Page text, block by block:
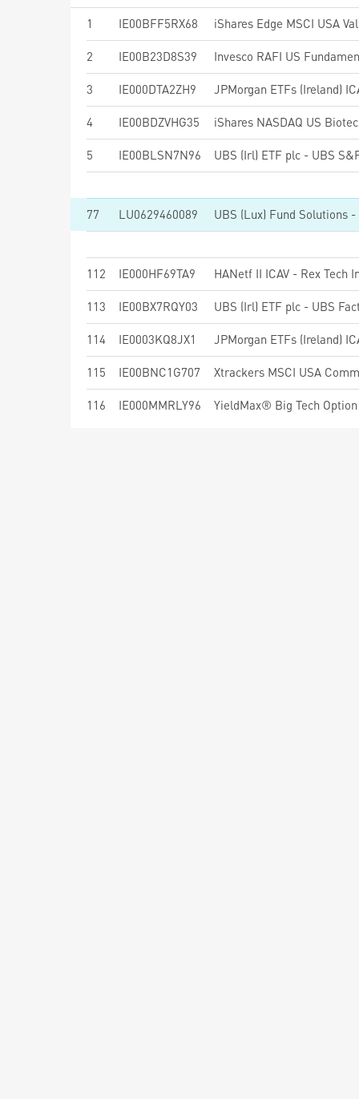
1
IE00BFF5RX68
2 IE00B23D8S39 Invesco RAFI US
3 IE000DTA2ZH9
4 IE00BDZVHG35 iShares NASDAQ US
5 IE00BLSN7N96
77 LU0629460089
112 IE000HF69TA9
113 IE00BX7RQY03
114 IE0003KQ8JX1
115 IE00BNC1G707
116 IE000MMRLY96 YieldMax® Big Tech